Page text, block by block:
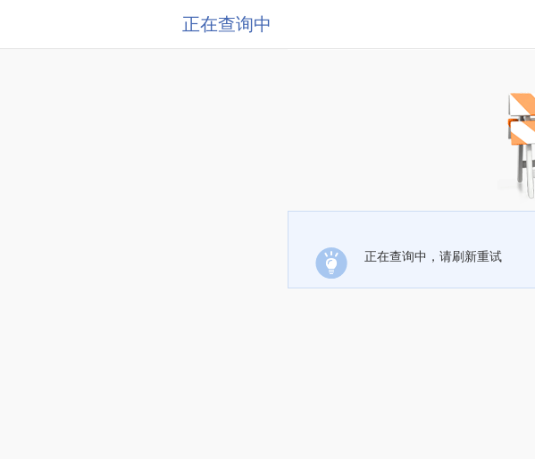
正在查询中
正在查询中，请刷新重试